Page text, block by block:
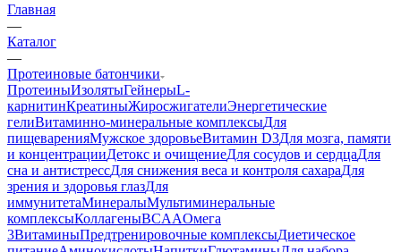
Главная
—
Каталог
—
Протеиновые батончики
ПротеиныИзолятыГейнерыL-
карнитинКреатиныЖиросжигателиЭнергетические
гелиВитаминно-минеральные комплексыДля
пищеваренияМужское здоровьеВитамин D3Для мозга, памяти
и концентрацииДетокс и очищениеДля сосудов и сердцаДля
сна и антистрессДля снижения веса и контроля сахараДля
зрения и здоровья глазДля
иммунитетаМинералыМультиминеральные
комплексыКоллагеныBCAAОмега
3ВитаминыПредтренировочные комплексыДиетическое